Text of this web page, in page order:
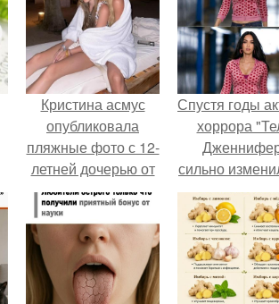
Кристина асмус
опубликовала
пляжные фото с 12-
летней дочерью от
Гарика Харламова.
Спустя годы
хоррора
сильно
пройдя путь
кумиров
мировых